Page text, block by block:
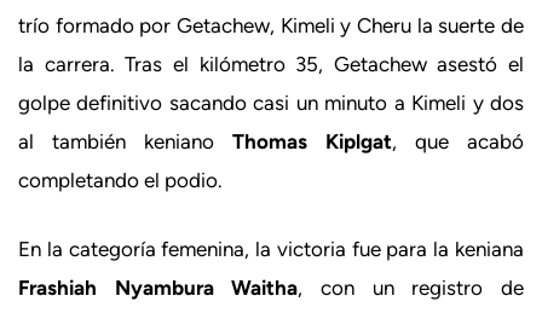
trío formado por Getachew, Kimeli y Cheru la suerte de
la carrera. Tras el kilómetro 35, Getachew asestó el
golpe definitivo sacando casi un minuto a Kimeli y dos
al también keniano Thomas Kiplgat, que acabó
completando el podio.
En la categoría femenina, la victoria fue para la keniana
Frashiah Nyambura Waitha, con un registro de